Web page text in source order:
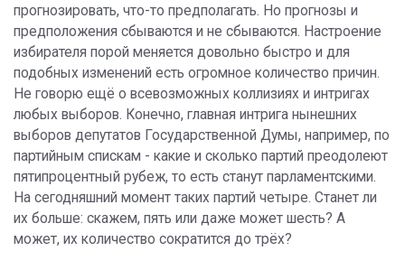
прогнозировать, что-то предполагать. Но прогнозы и
предположения сбываются и не сбываются. Настроение
избирателя порой меняется довольно быстро и для
подобных изменений есть огромное количество причин.
Не говорю ещё о всевозможных коллизиях и интригах
любых выборов. Конечно, главная интрига нынешних
выборов депутатов Государственной Думы, например, по
партийным спискам - какие и сколько партий преодолеют
пятипроцентный рубеж, то есть станут парламентскими.
На сегодняшний момент таких партий четыре. Станет ли
их больше: скажем, пять или даже может шесть? А
может, их количество сократится до трёх?